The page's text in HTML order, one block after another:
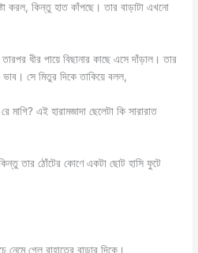
করল, কিন্তু হাত কাঁপছে। তার বাড়াটা এখনো
ধীর পায়ে বিছানার কাছে এসে দাঁড়াল। তার
সে মিতুর দিকে তাকিয়ে বলল,
মাগি? এই হারামজাদা ছেলেটা কি সারারাত
তার ঠোঁটের কোণে একটা ছোট হাসি ফুটে
নেমে গেল রাহাতের বাড়ার দিকে।